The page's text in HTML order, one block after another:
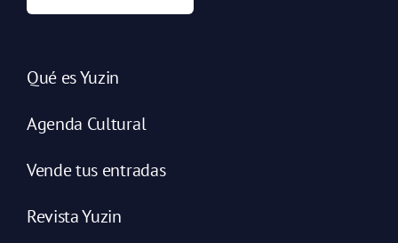
Qué es Yuzin
Agenda Cultural
Vende tus entradas
Revista Yuzin